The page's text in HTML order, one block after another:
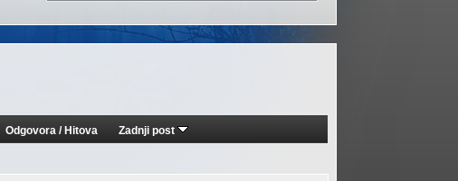
Odgovora/Hitova Zadnji post